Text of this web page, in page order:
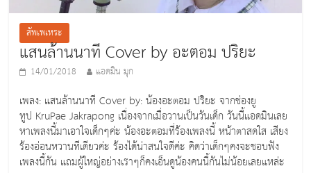
สัพเพเหระ
แสนล้านนาที Cover by อะตอม ปริยะ
14/01/2018 แอดมิน มุก
เพลง: แสนล้านนาที Cover by: น้องอะตอม ปริยะ จากช่องยู
ทูป KruPae Jakrapong เนื่องจากเมื่อวานเป็นวันเด็ก วันนี้แอดมินเลย
หาเพลงนี้มาเอาใจเด็กๆค่ะ น้องอะตอมที่ร้องเพลงนี้ หน้าตาสดใส เสียง
ร้องอ่อนหวานทีเดียวค่ะ ร้องได้น่าสนใจดีค่ะ คิดว่าเด็กๆคงจะชอบฟัง
เพลงนี้กัน แถมผู้ใหญ่อย่างเราๆก็คงเอ็นดูน้องคนนี้กันไม่น้อยเลยแหล่ะ